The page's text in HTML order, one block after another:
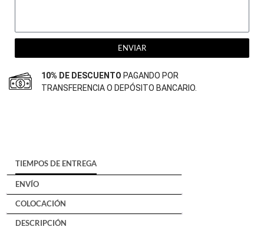
ENVIAR
10% DE DESCUENTO PAGANDO POR
TRANSFERENCIA O DEPÓSITO BANCARIO.
TIEMPOS DE ENTREGA
ENVÍO
COLOCACIÓN
DESCRIPCIÓN